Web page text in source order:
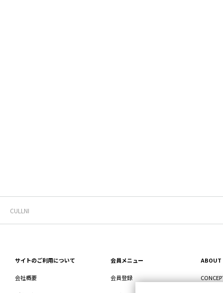
CULLNI
サイトのご利用について
会社概要
会員メニュー
会員登録
ABOUT